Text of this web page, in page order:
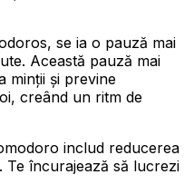
se ia o pauză mai
Această pauză mai
minții și previne
creând un ritm de
includ reducerea
Te încurajează să lucrezi